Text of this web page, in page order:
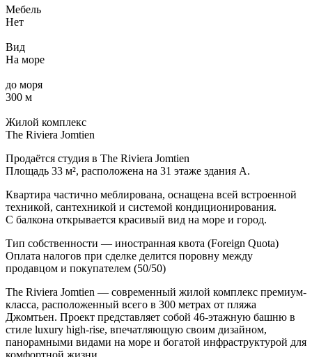
Мебель
Нет
Вид
На море
до моря
300 м
Жилой комплекс
The Riviera Jomtien
Продаётся студия в The Riviera Jomtien
Площадь 33 м², расположена на 31 этаже здания А.
Квартира частично меблирована, оснащена всей встроенной
техникой, сантехникой и системой кондиционирования.
С балкона открывается красивый вид на море и город.
Тип собственности — иностранная квота (Foreign Quota)
Оплата налогов при сделке делится поровну между
продавцом и покупателем (50/50)
The Riviera Jomtien — современный жилой комплекс премиум-
класса, расположенный всего в 300 метрах от пляжа
Джомтьен. Проект представляет собой 46-этажную башню в
стиле luxury high-rise, впечатляющую своим дизайном,
панорамными видами на море и богатой инфраструктурой для
комфортной жизни.